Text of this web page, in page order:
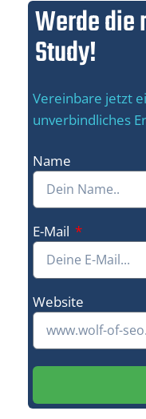
Werde die
Study!
Vereinbare jetzt
unverbindliches
Name
E-Mail
Website